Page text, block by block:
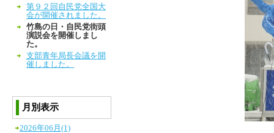
第９２回自民党全国大
会が開催されました。
竹島の日・自民党街頭
演説会を開催しまし
た。
支部青年局長会議を開
催しました。
月別表示
2026年06月(1)